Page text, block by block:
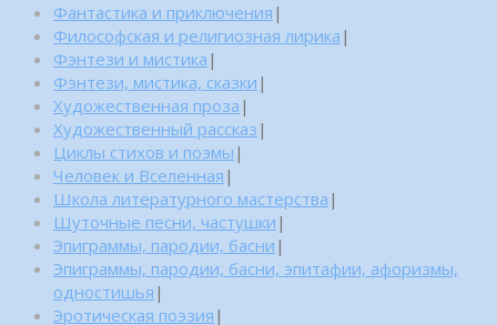
Фантастика и приключения |
Философская и религиозная лирика |
Фэнтези и мистика |
Фэнтези, мистика, сказки |
Художественная проза |
Художественный рассказ |
Циклы стихов и поэмы |
Человек и Вселенная |
Школа литературного мастерства |
Шуточные песни, частушки |
Эпиграммы, пародии, басни |
Эпиграммы, пародии, басни, эпитафии, афоризмы,
одностишья |
Эротическая поэзия |